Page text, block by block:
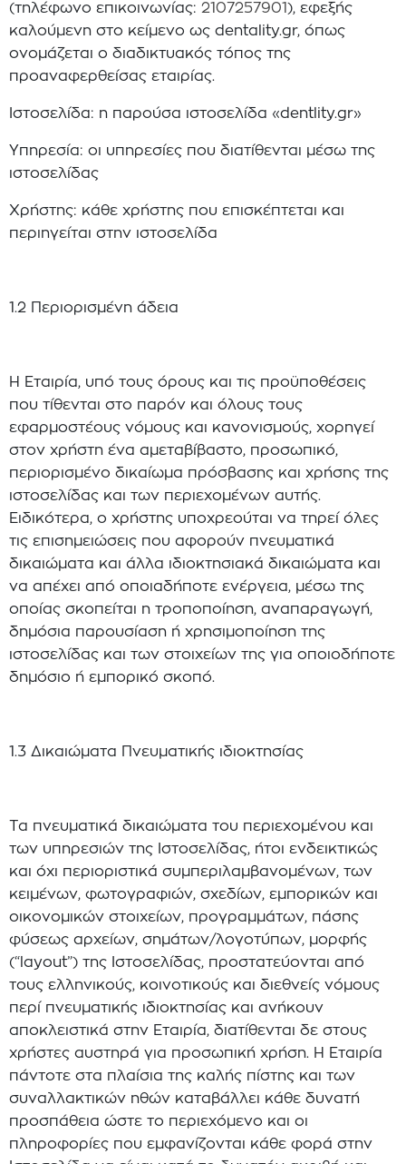
(τηλέφωνο επικοινωνίας: 2107257901), εφεξής
καλούμενη στο κείμενο ως dentality.gr, όπως
ονομάζεται ο διαδικτυακός τόπος της
προαναφερθείσας εταιρίας.
Ιστοσελίδα: η παρούσα ιστοσελίδα «dentlity.gr»
Υπηρεσία: οι υπηρεσίες που διατίθενται μέσω της
ιστοσελίδας
Χρήστης: κάθε χρήστης που επισκέπτεται και
περιηγείται στην ιστοσελίδα
1.2 Περιορισμένη άδεια
Η Εταιρία, υπό τους όρους και τις προϋποθέσεις
που τίθενται στο παρόν και όλους τους
εφαρμοστέους νόμους και κανονισμούς, χορηγεί
στον χρήστη ένα αμεταβίβαστο, προσωπικό,
περιορισμένο δικαίωμα πρόσβασης και χρήσης της
ιστοσελίδας και των περιεχομένων αυτής.
Ειδικότερα, ο χρήστης υποχρεούται να τηρεί όλες
τις επισημειώσεις που αφορούν πνευματικά
δικαιώματα και άλλα ιδιοκτησιακά δικαιώματα και
να απέχει από οποιαδήποτε ενέργεια, μέσω της
οποίας σκοπείται η τροποποίηση, αναπαραγωγή,
δημόσια παρουσίαση ή χρησιμοποίηση της
ιστοσελίδας και των στοιχείων της για οποιοδήποτε
δημόσιο ή εμπορικό σκοπό.
1.3 Δικαιώματα Πνευματικής ιδιοκτησίας
Τα πνευματικά δικαιώματα του περιεχομένου και
των υπηρεσιών της Ιστοσελίδας, ήτοι ενδεικτικώς
και όχι περιοριστικά συμπεριλαμβανομένων, των
κειμένων, φωτογραφιών, σχεδίων, εμπορικών και
οικονομικών στοιχείων, προγραμμάτων, πάσης
φύσεως αρχείων, σημάτων/λογοτύπων, μορφής
(“layout”) της Ιστοσελίδας, προστατεύονται από
τους ελληνικούς, κοινοτικούς και διεθνείς νόμους
περί πνευματικής ιδιοκτησίας και ανήκουν
αποκλειστικά στην Εταιρία, διατίθενται δε στους
χρήστες αυστηρά για προσωπική χρήση. Η Εταιρία
πάντοτε στα πλαίσια της καλής πίστης και των
συναλλακτικών ηθών καταβάλλει κάθε δυνατή
προσπάθεια ώστε το περιεχόμενο και οι
πληροφορίες που εμφανίζονται κάθε φορά στην